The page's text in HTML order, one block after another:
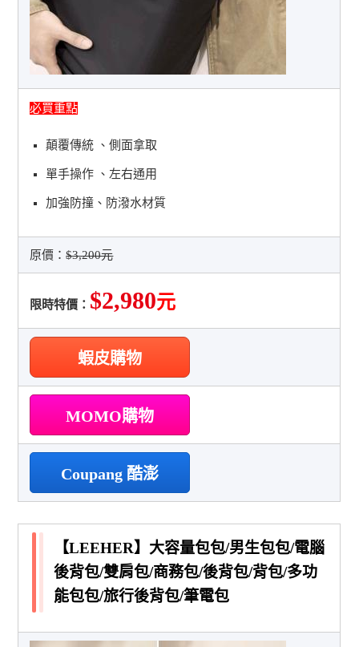
必買重點
顛覆傳統 、側面拿取
單手操作 、左右通用
加強防撞、防潑水材質
原價：$3,200元
限時特價： $2,980元
蝦皮購物
MOMO購物
Coupang 酷澎
【LEEHER】大容量包包/男生包包/電腦
後背包/雙肩包/商務包/後背包/背包/多功
能包包/旅行後背包/筆電包